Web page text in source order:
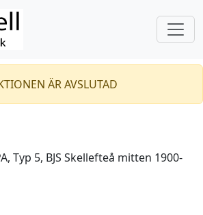
ÄR AVSLUTAD
Typ 5, BJS Skellefteå mitten 1900-